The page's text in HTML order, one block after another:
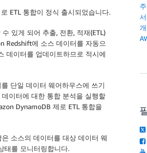
ETL 통합이 정식 출시되었습니다.
있게 되어 추출, 전환, 적재(ETL)
Redshift에 소스 데이터를 자동으
데이터를 업데이트하므로 적시에
단일 데이터 웨어하우스에 쓰기
이터에 대한 통합 분석을 실행할
DynamoDB 제로 ETL 통합을
소스의 데이터를 대상 데이터 웨
태를 모니터링합니다.